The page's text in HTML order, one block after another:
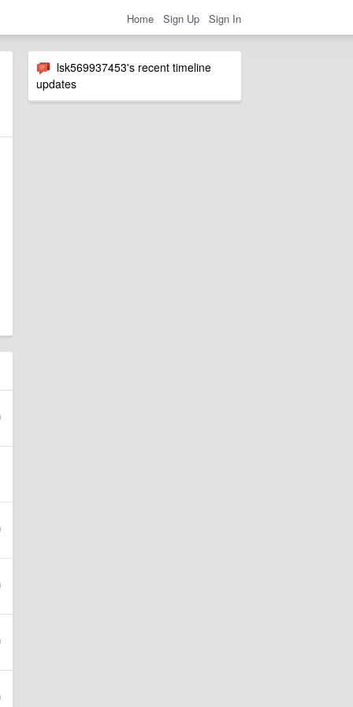
Home Sign Up Sign In
lsk569937453's recent timeline
updates